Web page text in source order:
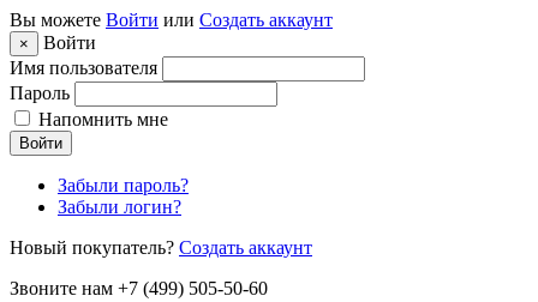
Вы можете Войти или Создать аккаунт
×
Войти
Имя пользователя
Пароль
Напомнить мне
Войти
Забыли пароль?
Забыли логин?
Новый покупатель? Создать аккаунт
Звоните нам +7 (499) 505-50-60